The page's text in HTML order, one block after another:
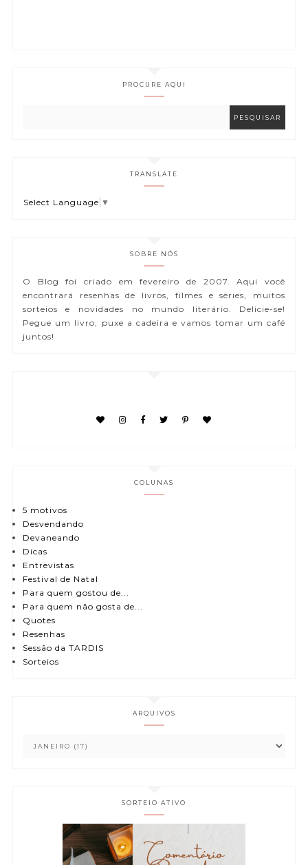
PROCURE AQUI
TRANSLATE
Select Language ▼
SOBRE NÓS
O Blog foi criado em fevereiro de 2007. Aqui você
encontrará resenhas de livros, filmes e séries, muitos
sorteios e novidades no mundo literário. Delicie-se!
Pegue um livro, puxe a cadeira e vamos tomar um café
juntos!
COLUNAS
5 motivos
Desvendando
Devaneando
Dicas
Entrevistas
Festival de Natal
Para quem gostou de...
Para quem não gosta de...
Quotes
Resenhas
Sessão da TARDIS
Sorteios
ARQUIVOS
SORTEIO ATIVO